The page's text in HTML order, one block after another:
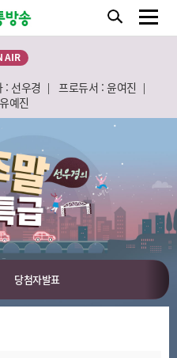
AIR
: 선우경
프로듀서 : 윤여진
예진
당첨자발표